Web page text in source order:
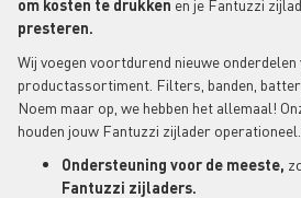
om kosten te drukken en je Fantuzzi
presteren.
Wij voegen voortdurend nieuwe
productassortiment. Filters, banden,
Noem maar op, we hebben het allemaal!
houden jouw Fantuzzi zijlader
Ondersteuning voor de meeste,
Fantuzzi zijladers.